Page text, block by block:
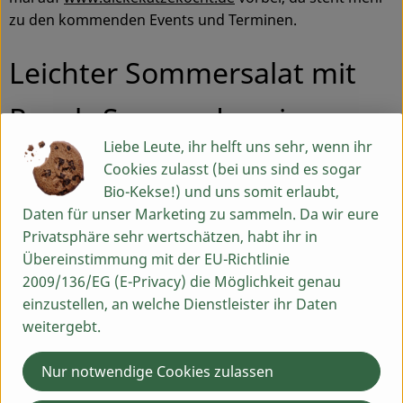
zu den kommenden Events und Terminen.
Leichter Sommersalat mit
Ranch-Sonnendressing
Zutaten für 4 Portionen
1 Kopf Salat
200 g Mangold
200 g grüne Bohnen
Je 1 Karotte, kleine rote Zwiebel, Tomate
100 g (Vollkorn-Dinkel) Couscous
100 g Gemüsebrühe
Für das Ranch-Sonnendressing
1 kleiner Apfel
Liebe Leute, ihr helft uns sehr, wenn ihr
Cookies zulasst (bei uns sind es sogar
Bio-Kekse!) und uns somit erlaubt,
Daten für unser Marketing zu sammeln. Da wir eure
Privatsphäre sehr wertschätzen, habt ihr in
Übereinstimmung mit der EU-Richtlinie
2009/136/EG (E-Privacy) die Möglichkeit genau
einzustellen, an welche Dienstleister ihr Daten
weitergebt.
Nur notwendige Cookies zulassen